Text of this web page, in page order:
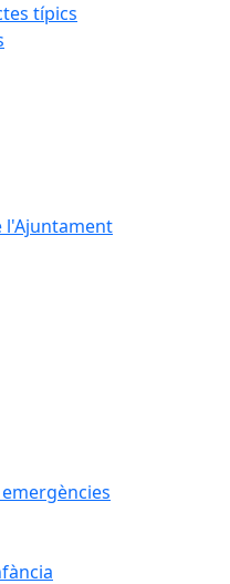
típics
l'Ajuntament